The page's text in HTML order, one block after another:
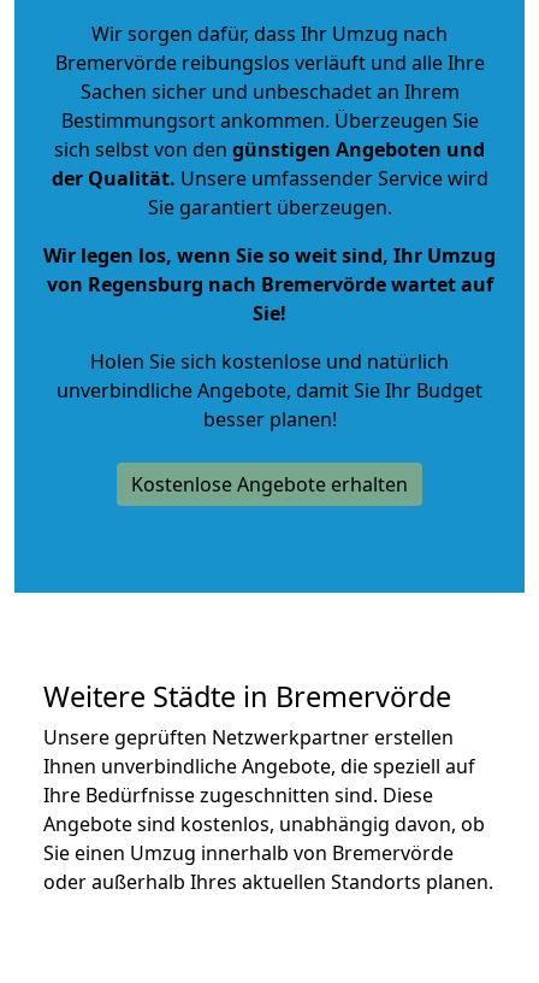
Wir sorgen dafür, dass Ihr Umzug nach
Bremervörde reibungslos verläuft und alle Ihre
Sachen sicher und unbeschadet an Ihrem
Bestimmungsort ankommen. Überzeugen Sie
sich selbst von den günstigen Angeboten und
der Qualität. Unsere umfassender Service wird
Sie garantiert überzeugen.
Wir legen los, wenn Sie so weit sind, Ihr Umzug
von Regensburg nach Bremervörde wartet auf
Sie!
Holen Sie sich kostenlose und natürlich
unverbindliche Angebote, damit Sie Ihr Budget
besser planen!
Kostenlose Angebote erhalten
Weitere Städte in Bremervörde
Unsere geprüften Netzwerkpartner erstellen
Ihnen unverbindliche Angebote, die speziell auf
Ihre Bedürfnisse zugeschnitten sind. Diese
Angebote sind kostenlos, unabhängig davon, ob
Sie einen Umzug innerhalb von Bremervörde
oder außerhalb Ihres aktuellen Standorts planen.